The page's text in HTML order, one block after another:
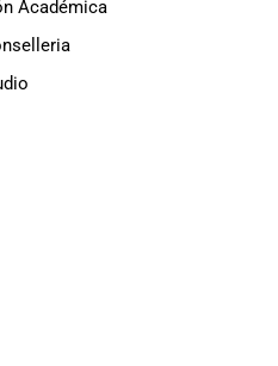
Académica